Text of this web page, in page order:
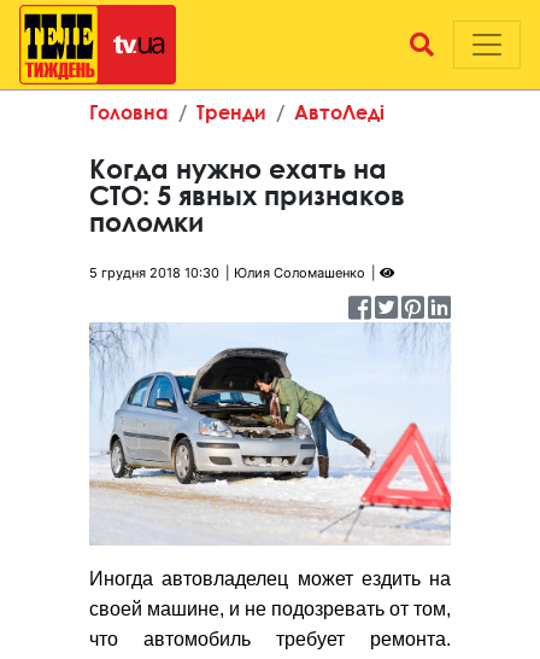
Головна Тренди АвтоЛеді
Когда нужно ехать на
СТО: 5 явных признаков
поломки
5 грудня 2018 10:30 Юлия Соломашенко
Иногда автовладелец может ездить на
своей машине, и не подозревать от том,
что автомобиль требует ремонта.